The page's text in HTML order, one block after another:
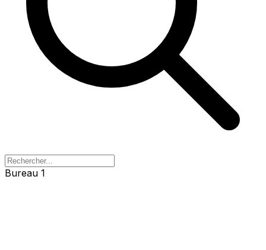
Bureau 1